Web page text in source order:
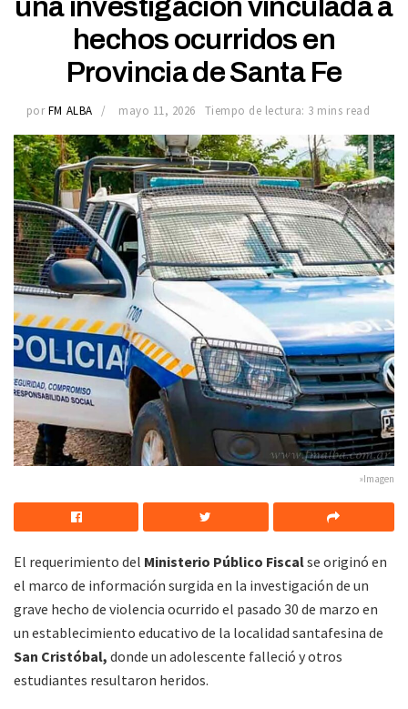
una investigación vinculada a
hechos ocurridos en
Provincia de Santa Fe
por FM ALBA mayo 11, 2026 Tiempo de lectura: 3 mins read
»Imagen
El requerimiento del Ministerio Público Fiscalse originó en
el marco de información surgida en la investigación de un
grave hecho de violencia ocurrido el pasado 30 de marzo en
un establecimiento educativo de la localidad santafesina de
San Cristóbal, donde un adolescente falleció y otros
estudiantes resultaron heridos.